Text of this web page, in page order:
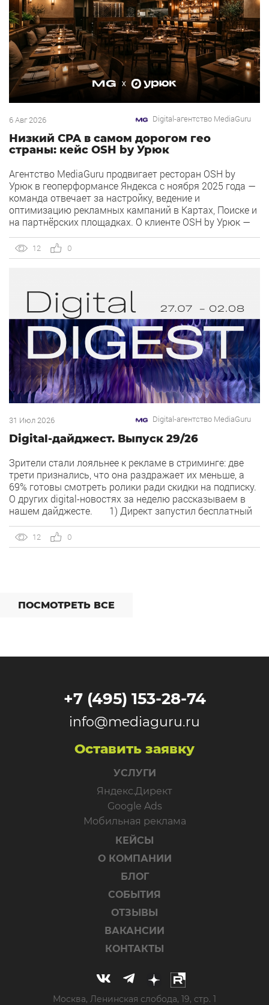
6 Авг 2026 Digital-агентство MediaGuru
Низкий CPA в самом дорогом гео
страны: кейс OSH by Урюк
Агентство MediaGuru продвигает ресторан OSH by
Урюк в геоперформансе Яндекса с ноября 2025 года —
команда отвечает за настройку, ведение и
оптимизацию рекламных кампаний в Картах, Поиске и
на партнёрских площадках. О клиенте OSH by Урюк —
объединивший концепцию дубайского OSH с сетью
«Урюк». Концепт строится […]
12 0
31 Июл 2026 Digital-агентство MediaGuru
Digital-дайджест. Выпуск 29/26
Зрители стали лояльнее к рекламе в стриминге: две
трети признались, что она раздражает их меньше, а
69% готовы смотреть ролики ради скидки на подписку.
О других digital-новостях за неделю рассказываем в
нашем дайджесте. 1) Директ запустил бесплатный
встроенный динамический коллтрекинг — без доплат и
интеграций со сторонними сервисами. […]
12 0
ПОСМОТРЕТЬ ВСЕ
+7 (495) 153-28-74
info@mediaguru.ru
Оставить заявку
УСЛУГИ
Яндекс.Директ
Google Ads
Мобильная реклама
КЕЙСЫ
О КОМПАНИИ
БЛОГ
СОБЫТИЯ
ОТЗЫВЫ
ВАКАНСИИ
КОНТАКТЫ
Москва, Ленинская слобода, 19, стр. 1